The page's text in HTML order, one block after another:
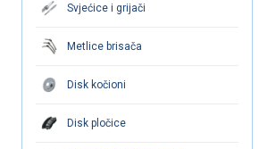
Svjećice i grijači
Metlice brisača
Disk kočioni
Disk pločice